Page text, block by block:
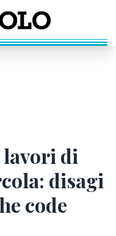
di
disagi
code